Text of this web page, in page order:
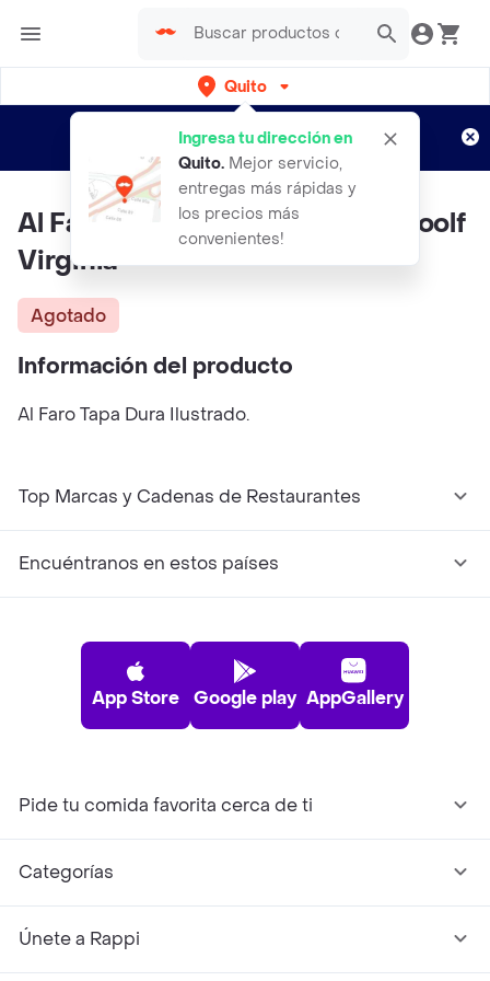
Quito
Ingresa tu dirección en
Quito. Mejor servicio,
entregas más rápidas y
los precios más
convenientes!
envíos gratis por semanas
Aplican TyC
Al Faro Tapa Dura Ilustrado - Woolf
Virginia
Agotado
Información del producto
Al Faro Tapa Dura Ilustrado.
Top Marcas y Cadenas de Restaurantes
Encuéntranos en estos países
App Store Google play AppGallery
Pide tu comida favorita cerca de ti
Categorías
Únete a Rappi